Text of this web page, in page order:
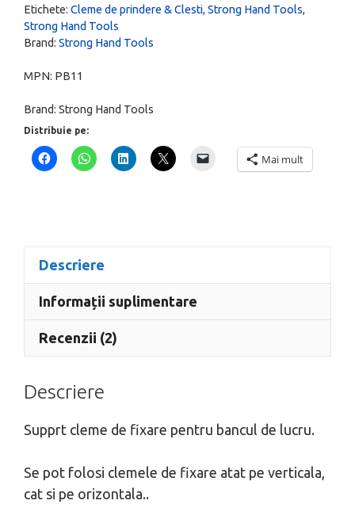
pentru
Etichete: Cleme de prindere & Clesti, Strong Hand Tools,
Strong Hand Tools
Brand: Strong Hand Tools
MPN: PB11
Brand: Strong Hand Tools
Distribuie pe:
Mai mult
Descriere
Informații suplimentare
Recenzii (2)
Descriere
Supprt cleme de fixare pentru bancul de lucru.
Se pot folosi clemele de fixare atat pe verticala,
cat si pe orizontala..